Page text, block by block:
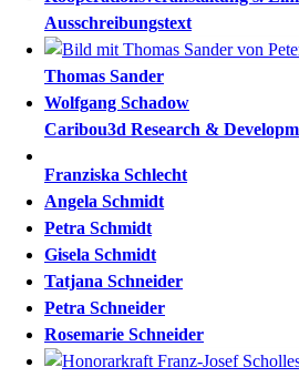
Ausschreibungstext
Thomas Sander
Wolfgang Schadow
Caribou3d Research &
Franziska Schlecht
Angela Schmidt
Petra Schmidt
Gisela Schmidt
Tatjana Schneider
Petra Schneider
Rosemarie Schneider